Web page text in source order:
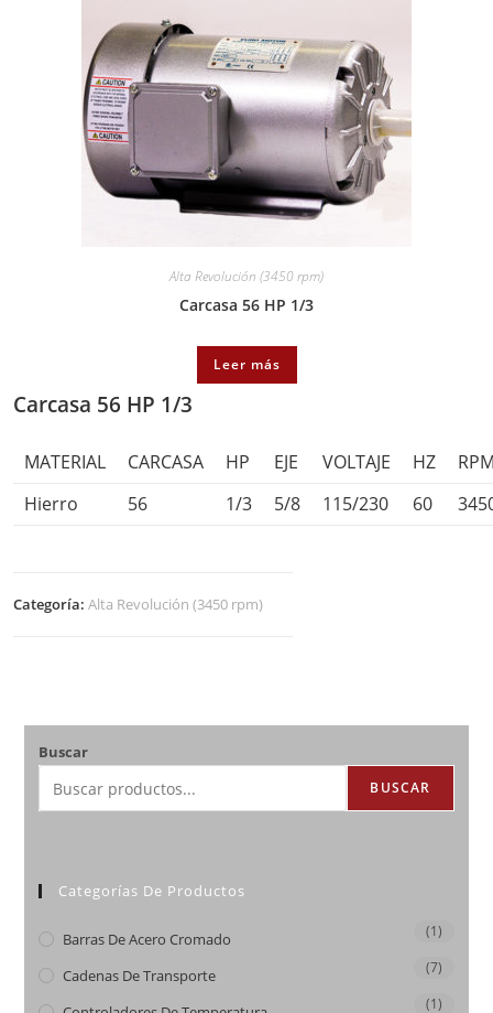
Alta Revolución (3450 rpm)
Carcasa 56 HP 1/3
Leer más
Carcasa 56 HP 1/3
MATERIAL CARCASA HP EJE VOLTAJE HZ
Hierro
56 1/3 5/8 115/230 60
Categoría:Alta Revolución (3450 rpm)
Buscar
BUSCAR
Categorías De Productos
Barras De Acero Cromado (1)
Cadenas De Transporte (7)
(1)